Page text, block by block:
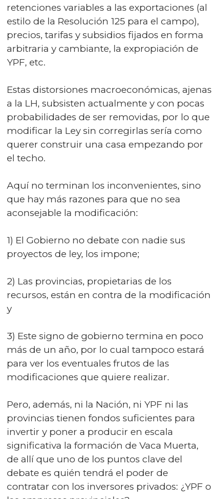
retenciones variables a las exportaciones (al
estilo de la Resolución 125 para el campo),
precios, tarifas y subsidios fijados en forma
arbitraria y cambiante, la expropiación de
YPF, etc.
Estas distorsiones macroeconómicas, ajenas
a la LH, subsisten actualmente y con pocas
probabilidades de ser removidas, por lo que
modificar la Ley sin corregirlas sería como
querer construir una casa empezando por
el techo.
Aquí no terminan los inconvenientes, sino
que hay más razones para que no sea
aconsejable la modificación:
1) El Gobierno no debate con nadie sus
proyectos de ley, los impone;
2) Las provincias, propietarias de los
recursos, están en contra de la modificación
y
3) Este signo de gobierno termina en poco
más de un año, por lo cual tampoco estará
para ver los eventuales frutos de las
modificaciones que quiere realizar.
Pero, además, ni la Nación, ni YPF ni las
provincias tienen fondos suficientes para
invertir y poner a producir en escala
significativa la formación de Vaca Muerta,
de allí que uno de los puntos clave del
debate es quién tendrá el poder de
contratar con los inversores privados: ¿YPF o